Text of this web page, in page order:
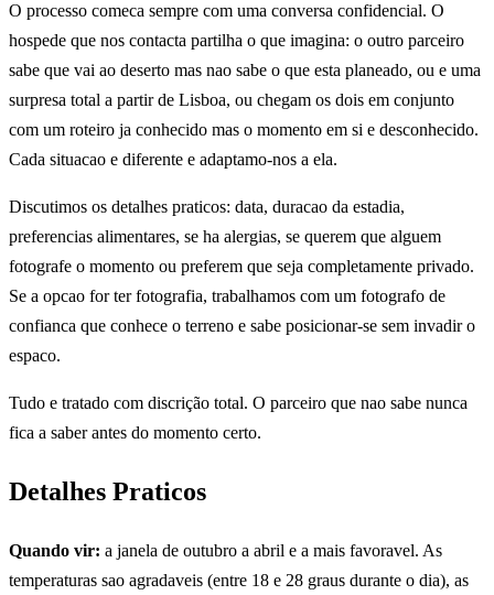
O processo comeca sempre com uma conversa confidencial. O
hospede que nos contacta partilha o que imagina: o outro parceiro
sabe que vai ao deserto mas nao sabe o que esta planeado, ou e uma
surpresa total a partir de Lisboa, ou chegam os dois em conjunto
com um roteiro ja conhecido mas o momento em si e desconhecido.
Cada situacao e diferente e adaptamo-nos a ela.
Discutimos os detalhes praticos: data, duracao da estadia,
preferencias alimentares, se ha alergias, se querem que alguem
fotografe o momento ou preferem que seja completamente privado.
Se a opcao for ter fotografia, trabalhamos com um fotografo de
confianca que conhece o terreno e sabe posicionar-se sem invadir o
espaco.
Tudo e tratado com discrição total. O parceiro que nao sabe nunca
fica a saber antes do momento certo.
Detalhes Praticos
Quando vir: a janela de outubro a abril e a mais favoravel. As
temperaturas sao agradaveis (entre 18 e 28 graus durante o dia), as